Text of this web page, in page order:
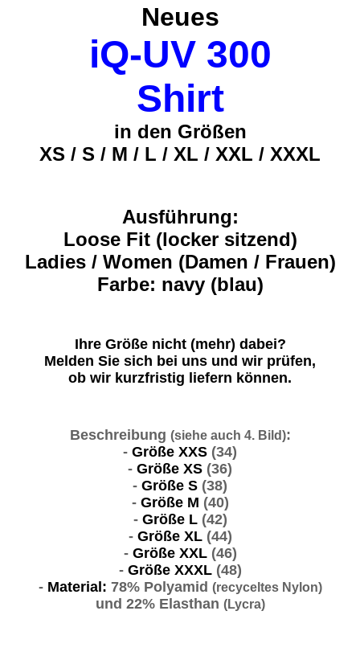
Neues
iQ-UV 300
Shirt
in den Größen
XS / S / M / L / XL / XXL / XXXL
Ausführung:
Loose Fit (locker sitzend)
Ladies / Women (Damen / Frauen)
Farbe: navy (blau)
Ihre Größe nicht (mehr) dabei?
Melden Sie sich bei uns und wir prüfen,
ob wir kurzfristig liefern können.
Beschreibung (siehe auch 4. Bild):
- Größe XXS (34)
- Größe XS (36)
- Größe S (38)
- Größe M (40)
- Größe L (42)
- Größe XL (44)
- Größe XXL (46)
- Größe XXXL (48)
- Material: 78% Polyamid (recyceltes Nylon)
und 22% Elasthan (Lycra)